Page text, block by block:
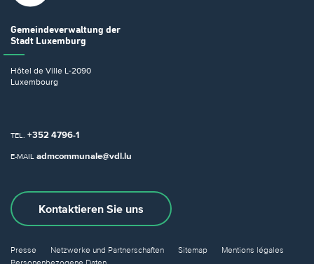
Gemeindeverwaltung der
Stadt Luxemburg
Hôtel de Ville L-2090
Luxembourg
TEL. +352 4796-1
E-MAIL admcommunale@vdl.lu
Kontaktieren Sie uns
Presse Netzwerke und Partnerschaften Sitemap
Mentions légales